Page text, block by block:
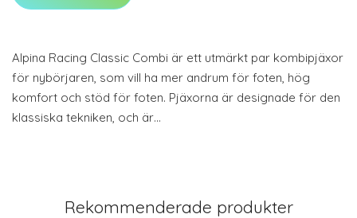
Alpina Racing Classic Combi är ett utmärkt par kombipjäxor
för nybörjaren, som vill ha mer andrum för foten, hög
komfort och stöd för foten. Pjäxorna är designade för den
klassiska tekniken, och är…
Rekommenderade produkter